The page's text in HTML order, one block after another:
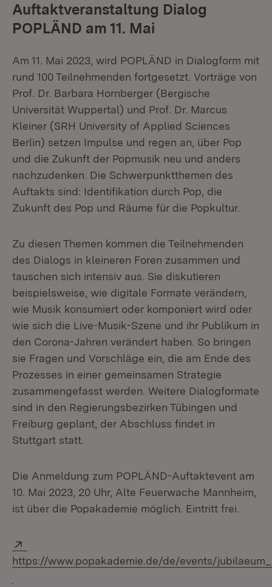
Auftaktveranstaltung Dialog
POPLÄND am 11. Mai
Am 11. Mai 2023, wird POPLÄND in Dialogform mit
rund 100 Teilnehmenden fortgesetzt. Vorträge von
Prof. Dr. Barbara Hornberger (Bergische
Universität Wuppertal) und Prof. Dr. Marcus
Kleiner (SRH University of Applied Sciences
Berlin) setzen Impulse und regen an, über Pop
und die Zukunft der Popmusik neu und anders
nachzudenken. Die Schwerpunktthemen des
Auftakts sind: Identifikation durch Pop, die
Zukunft des Pop und Räume für die Popkultur.
Zu diesen Themen kommen die Teilnehmenden
des Dialogs in kleineren Foren zusammen und
tauschen sich intensiv aus. Sie diskutieren
beispielsweise, wie digitale Formate verändern,
wie Musik konsumiert oder komponiert wird oder
wie sich die Live-Musik-Szene und ihr Publikum in
den Corona-Jahren verändert haben. So bringen
sie Fragen und Vorschläge ein, die am Ende des
Prozesses in einer gemeinsamen Strategie
zusammengefasst werden. Weitere Dialogformate
sind in den Regierungsbezirken Tübingen und
Freiburg geplant, der Abschluss findet in
Stuttgart statt.
Die Anmeldung zum POPLÄND-Auftaktevent am
10. Mai 2023, 20 Uhr, Alte Feuerwache Mannheim,
ist über die Popakademie möglich. Eintritt frei.
https://www.popakademie.de/de/events/